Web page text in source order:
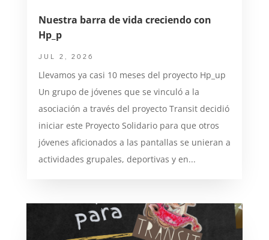
Nuestra barra de vida creciendo con
Hp_p
JUL 2, 2026
Llevamos ya casi 10 meses del proyecto Hp_up
Un grupo de jóvenes que se vinculó a la
asociación a través del proyecto Transit decidió
iniciar este Proyecto Solidario para que otros
jóvenes aficionados a las pantallas se unieran a
actividades grupales, deportivas y en...